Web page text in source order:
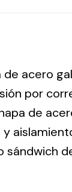
acero
por
de
sándwich